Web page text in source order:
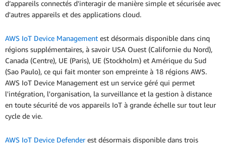
d’appareils connectés d'interagir de manière simple et sécurisée avec
d'autres appareils et des applications cloud.
AWS IoT Device Management est désormais disponible dans cinq
régions supplémentaires, à savoir USA Ouest (Californie du Nord),
Canada (Centre), UE (Paris), UE (Stockholm) et Amérique du Sud
(Sao Paulo), ce qui fait monter son empreinte à 18 régions AWS.
AWS IoT Device Management est un service géré qui permet
l'intégration, l'organisation, la surveillance et la gestion à distance
en toute sécurité de vos appareils IoT à grande échelle sur tout leur
cycle de vie.
AWS IoT Device Defenderest désormais disponible dans trois